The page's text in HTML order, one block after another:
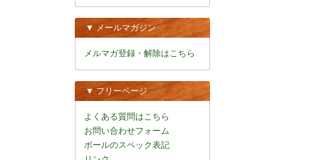
▼ メールマガジン
メルマガ登録・解除はこちら
▼ フリーページ
よくある質問はこちら
お問い合わせフォーム
ボールのスペック表記